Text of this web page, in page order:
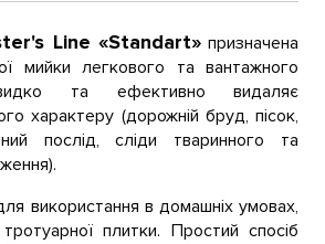
Line «Standart»призначена
мийки легкового та вантажного
та ефективно видаляє
характеру (дорожній бруд, пісок,
послід, сліди тваринного та
використання в домашніх умовах,
плитки. Простий спосіб